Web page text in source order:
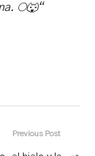
🌕🐺“
Previous Post